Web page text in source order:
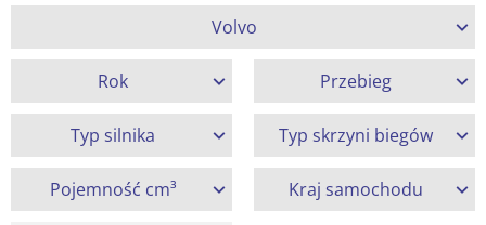
Volvo
Rok Przebieg
Typ silnika Typ skrzyni biegów
Pojemność cm³ Kraj samochodu